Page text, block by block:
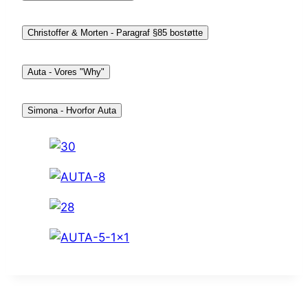
Christoffer & Morten - Paragraf §85 bostøtte
Auta - Vores "Why"
Simona - Hvorfor Auta